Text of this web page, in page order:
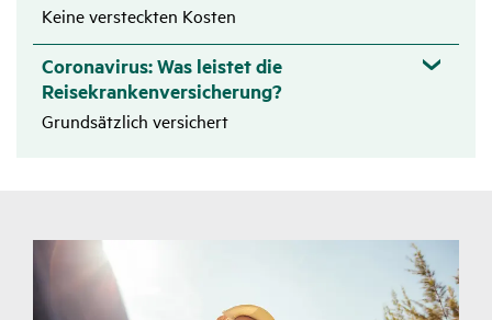
50 €
Schmerz­stil­lende Zahn­be­hand­lungen, Zahn­fül­lungen in
einfa­cher Ausfüh­rung, sowie Repa­ra­turen von vorhan­
denem Zahn­er­satz
fend
Medi­ka­mente und Verbands­mittel
Zutref­
Keine versteckten Kosten
Coronavirus: Was leistet die
Reisekrankenversicherung?
Grundsätzlich versichert